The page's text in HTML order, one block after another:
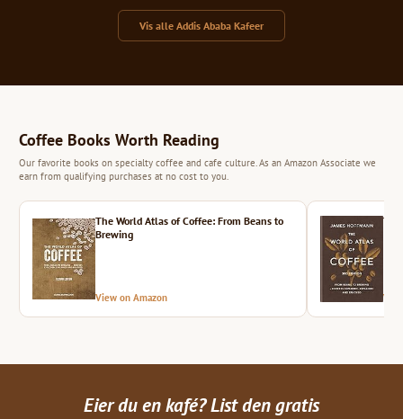
Vis alle Addis Ababa Kafeer
Coffee Books Worth Reading
Our favorite books on specialty coffee and cafe culture. As an Amazon Associate we
earn from qualifying purchases at no cost to you.
The World Atlas of Coffee: From Beans to
Brewing
View on Amazon
Eier du en kafé? List den gratis